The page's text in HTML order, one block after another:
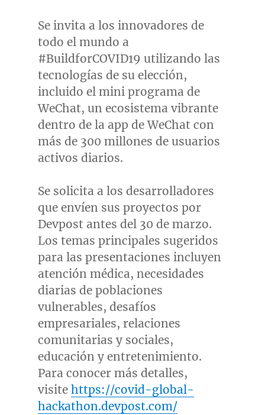
Se invita a los innovadores de
todo el mundo a
#BuildforCOVID19 utilizando las
tecnologías de su elección,
incluido el mini programa de
WeChat, un ecosistema vibrante
dentro de la app de WeChat con
más de 300 millones de usuarios
activos diarios.
Se solicita a los desarrolladores
que envíen sus proyectos por
Devpost antes del 30 de marzo.
Los temas principales sugeridos
para las presentaciones incluyen
atención médica, necesidades
diarias de poblaciones
vulnerables, desafíos
empresariales, relaciones
comunitarias y sociales,
educación y entretenimiento.
Para conocer más detalles,
visite https://covid-global-
hackathon.devpost.com/